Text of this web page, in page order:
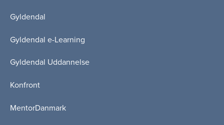
Gyldendal
Gyldendal e-Learning
Gyldendal Uddannelse
Konfront
MentorDanmark